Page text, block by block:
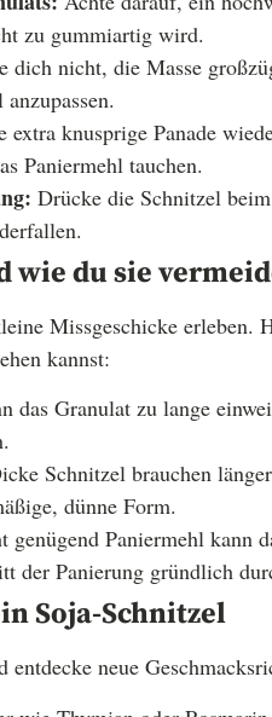
zu gummiartig wird.
dich nicht, die Masse
extra knusprige Panade
Paniermehl tauchen.
Drücke die Schnitzel
wie du sie
Missgeschicke erleben.
kannst:
das Granulat zu lange
Schnitzel brauchen
dünne Form.
genügend Paniermehl kann
der Panierung gründlich
Soja-Schnitzel
neue